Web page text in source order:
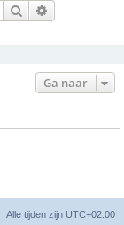
Zoek
Ga naar
Alle tijden zijn UTC+02:00